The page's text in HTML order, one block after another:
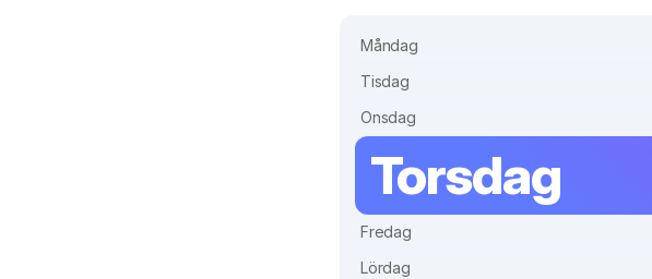
Måndag
Tisdag
Onsdag
Torsdag
Fredag
Lördag